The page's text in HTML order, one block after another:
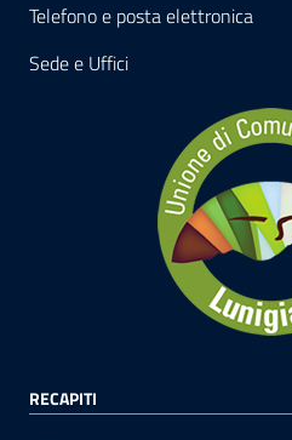
Telefono e posta elettronica
Sede e Uffici
RECAPITI